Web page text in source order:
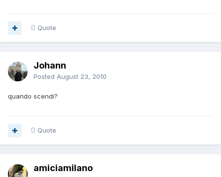
Quote
Johann
Posted August 23, 2010
quando scendi?
Quote
amiciamilano